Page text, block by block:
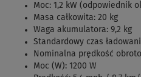
Moc: 1,2 kW (odpowiednik
Masa całkowita: 20 kg
Waga akumulatora: 9,2 kg
Standardowy czas
Nominalna prędkość
Moc (W): 1200 W